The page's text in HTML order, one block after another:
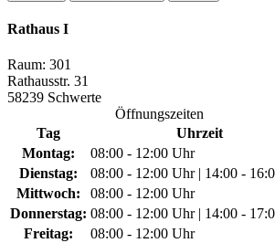
Rathaus I
Raum: 301
Rathausstr. 31
58239 Schwerte
Öffnungszeiten
Tag
Uhrzeit
Montag:
08:00 - 12:00 Uhr
Dienstag:
08:00 - 12:00 Uhr | 14:00 -
Mittwoch:
08:00 - 12:00 Uhr
Donnerstag: 08:00 - 12:00 Uhr | 14:00 -
Freitag:
08:00 - 12:00 Uhr